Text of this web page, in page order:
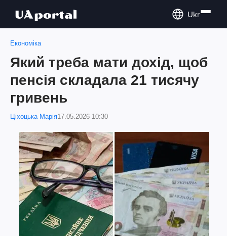
Ukr
Економіка
Який треба мати дохід, щоб
пенсія складала 21 тисячу
гривень
Ціхоцька Марія17.05.2026 10:30